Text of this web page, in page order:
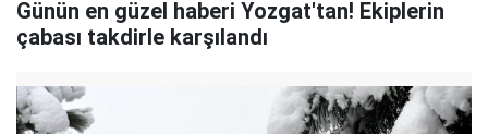
Günün en güzel haberi Yozgat'tan! Ekiplerin
çabası takdirle karşılandı